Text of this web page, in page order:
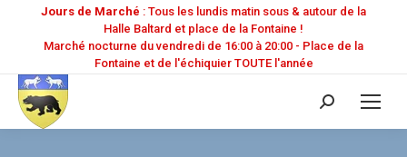
Jours de Marché : Tous les lundis matin sous & autour de la
Halle Baltard et place de la Fontaine !
Marché nocturne du vendredi de 16:00 à 20:00 - Place de la
Fontaine et de l'échiquier TOUTE l'année
Recherche
: